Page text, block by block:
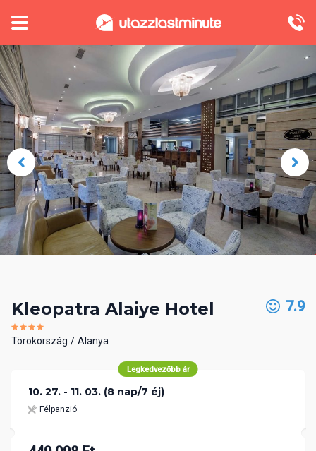
Kleopatra Alaiye Hotel
Törökország Alanya
7.9
Legkedvezőbb ár
10. 27. - 11. 03. (8 nap/7 éj)
Félpanzió